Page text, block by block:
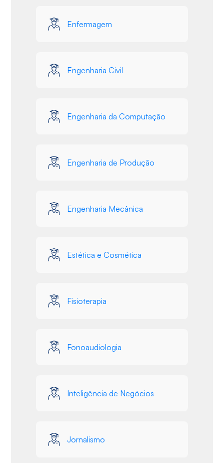
Enfermagem
Engenharia Civil
Engenharia da Computação
Engenharia de Produção
Engenharia Mecânica
Estética e Cosmética
Fisioterapia
Fonoaudiologia
Inteligência de Negócios
Jornalismo